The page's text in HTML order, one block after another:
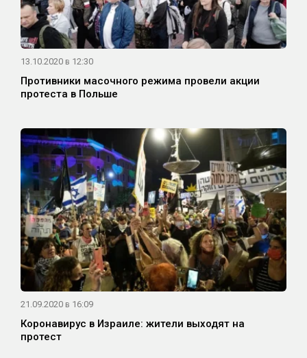
13.10.2020 в 12:30
Противники масочного режима провели акции
протеста в Польше
21.09.2020 в 16:09
Коронавирус в Израиле: жители выходят на
протест